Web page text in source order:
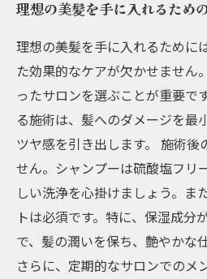
理想の美髪を手に入れるため
理想の美髪を手に入れるために
た効果的なケアが欠かせません
ったサロンを選ぶことが重要で
る施術は、髪へのダメージを最
ツヤ感を引き出します。 施術後
せん。シャンプーは硫酸塩フリ
しい洗浄を心掛けましょう。ま
トは必須です。特に、保湿成分
で、髪の潤いを保ち、艶やかな
さらに、定期的なサロンでのメ